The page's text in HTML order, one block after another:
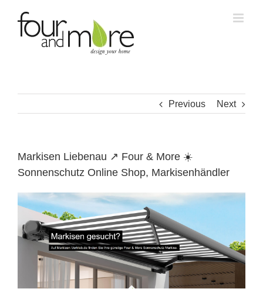
content
Previous Next
Markisen Liebenau ↗️ Four & More ☀️
Sonnenschutz Online Shop, Markisenhändler